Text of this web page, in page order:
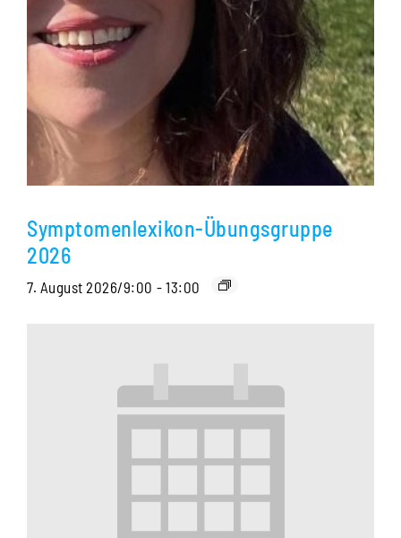
Symptomenlexikon-Übungsgruppe
2026
7. August 2026/9:00 - 13:00